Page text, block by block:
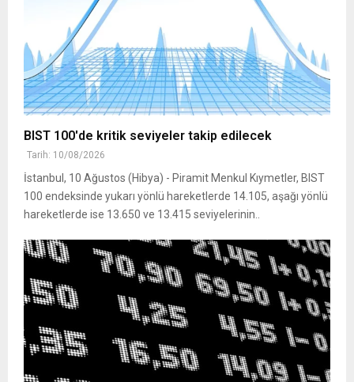
BIST 100'de kritik seviyeler takip edilecek
Tarih: 10/08/2026
İstanbul, 10 Ağustos (Hibya) - Piramit Menkul Kıymetler, BIST
100 endeksinde yukarı yönlü hareketlerde 14.105, aşağı yönlü
hareketlerde ise 13.650 ve 13.415 seviyelerinin..